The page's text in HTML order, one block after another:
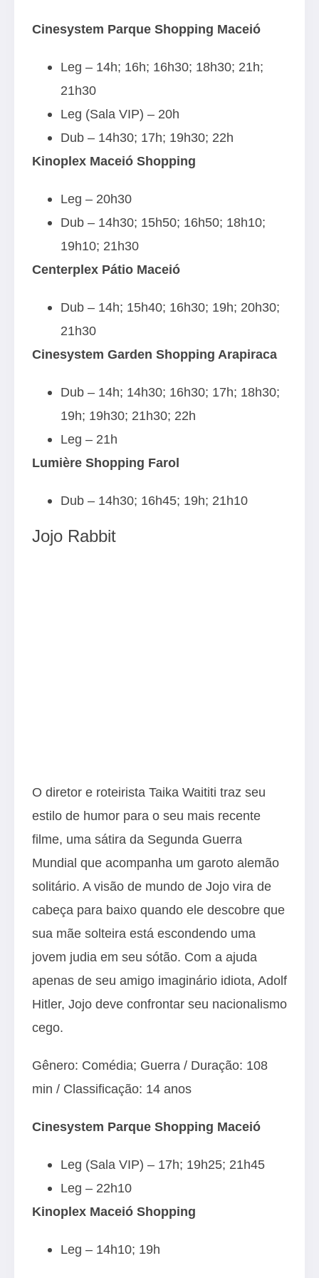
Cinesystem Parque Shopping Maceió
Leg – 14h; 16h; 16h30; 18h30; 21h;
21h30
Leg (Sala VIP) – 20h
Dub – 14h30; 17h; 19h30; 22h
Kinoplex Maceió Shopping
Leg – 20h30
Dub – 14h30; 15h50; 16h50; 18h10;
19h10; 21h30
Centerplex Pátio Maceió
Dub – 14h; 15h40; 16h30; 19h; 20h30;
21h30
Cinesystem Garden Shopping Arapiraca
Dub – 14h; 14h30; 16h30; 17h; 18h30;
19h; 19h30; 21h30; 22h
Leg – 21h
Lumière Shopping Farol
Dub – 14h30; 16h45; 19h; 21h10
Jojo Rabbit
O diretor e roteirista Taika Waititi traz seu
estilo de humor para o seu mais recente
filme, uma sátira da Segunda Guerra
Mundial que acompanha um garoto alemão
solitário. A visão de mundo de Jojo vira de
cabeça para baixo quando ele descobre que
sua mãe solteira está escondendo uma
jovem judia em seu sótão. Com a ajuda
apenas de seu amigo imaginário idiota, Adolf
Hitler, Jojo deve confrontar seu nacionalismo
cego.
Gênero: Comédia; Guerra / Duração: 108
min / Classificação: 14 anos
Cinesystem Parque Shopping Maceió
Leg (Sala VIP) – 17h; 19h25; 21h45
Leg – 22h10
Kinoplex Maceió Shopping
Leg – 14h10; 19h